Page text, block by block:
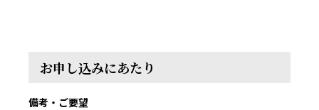
お申し込みにあたり
備考・ご要望